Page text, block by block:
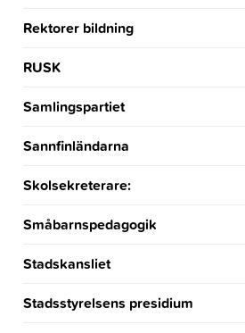
Rektorer bildning
RUSK
Samlingspartiet
Sannfinländarna
Skolsekreterare:
Småbarnspedagogik
Stadskansliet
Stadsstyrelsens presidium